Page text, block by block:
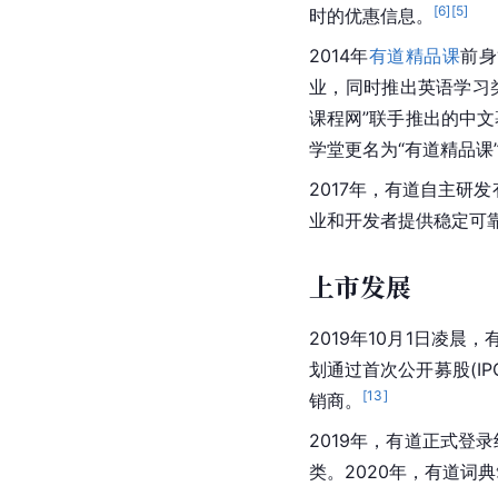
时的优惠信息。
[6] [5]
2014年有道精品课前
业，同时推出英语学
课程网”联手推出的中
学堂更名为“有道精品课
2017年，有道自主研
业和开发者提供稳定可
上市发展
2019年10月1日凌晨，
划通过首次公开募股
销商。
[13]
2019年，有道正式登
类。2020年，有道词